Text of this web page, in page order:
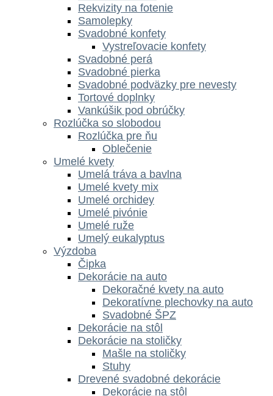
Rekvizity na fotenie
Samolepky
Svadobné konfety
Vystreľovacie konfety
Svadobné perá
Svadobné pierka
Svadobné podväzky pre nevesty
Tortové doplnky
Vankúšik pod obrúčky
Rozlúčka so slobodou
Rozlúčka pre ňu
Oblečenie
Umelé kvety
Umelá tráva a bavlna
Umelé kvety mix
Umelé orchidey
Umelé pivónie
Umelé ruže
Umelý eukalyptus
Výzdoba
Čipka
Dekorácie na auto
Dekoračné kvety na auto
Dekoratívne plechovky na auto
Svadobné ŠPZ
Dekorácie na stôl
Dekorácie na stoličky
Mašle na stoličky
Stuhy
Drevené svadobné dekorácie
Dekorácie na stôl